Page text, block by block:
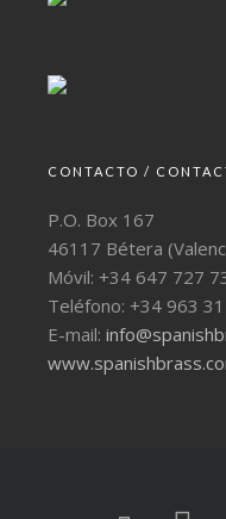
CONTACTO /
P.O. Box 167
46117 Bétera
Móvil: +34 647 727
Teléfono: +34 963
E-mail: